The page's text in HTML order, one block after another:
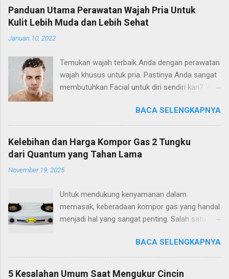
Panduan Utama Perawatan Wajah Pria Untuk
Kulit Lebih Muda dan Lebih Sehat
Januari 10, 2022
Temukan wajah terbaik Anda dengan perawatan
wajah khusus untuk pria. Pastinya Anda sangat
membutuhkan Facial untuk diri sendiri kan? Ya,
kesehatan dan manfaat anti-penuaan jangka
panjang dan menjaga agar kulit tetap bersih dan
cerah. Tidak peduli berapa usia atau jenis
kulitnya, memberikan perawatan kulit Anda ke
tangan seorang profesional bukan hanya
standar baru untuk perawatan pria, tetapi juga
sehari-harinya disibukkan dengan pekerjaan.
Dan mari kita hadapi itu, lebih sedikit stres
berarti kulit lebih sehat dan tampak lebih muda!
beberapa informasi bermanfaat untuk
memandu Anda dalam perawatan wajah Anda.
Tidak seperti perawatan wajah yang dirancang
BACA SELENGKAPNYA
Kelebihan dan Harga Kompor Gas 2 Tungku
dari Quantum yang Tahan Lama
November 19, 2025
Untuk mendukung kenyamanan dalam
memasak, keberadaan kompor gas yang handal
menjadi hal yang sangat penting. Salah satu
masyarakat adalah harga kompor gas 2 tungku
yang terjangkau dan tahan lama dari Quantum.
Selain itu, kompor ini merupakan produk
BACA SELENGKAPNYA
5 Kesalahan Umum Saat Mengukur Cincin